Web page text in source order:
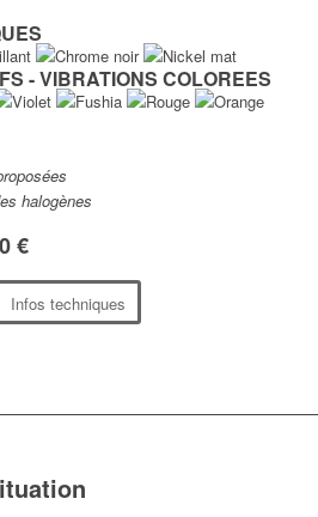
- VIBRATIONS COLOREES
halogènes
€
Infos techniques